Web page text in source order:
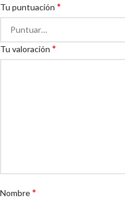
Tu puntuación *
Tu valoración *
Nombre*